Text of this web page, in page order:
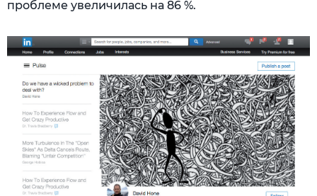
проблеме увеличилась на 86 %.